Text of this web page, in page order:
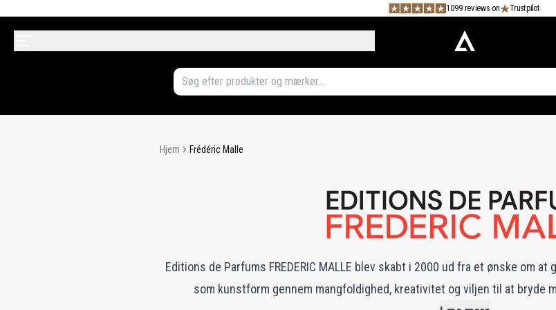
1099 reviews on Trustpilot
Hjem Frédéric Malle
Editions de Parfums FREDERIC MALLE blev skabt i 2000 ud fra et ønske om
som kunstform gennem mangfoldighed, kreativitet og viljen til at bryde